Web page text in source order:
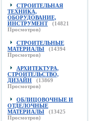
СТРОИТЕЛЬНАЯ
ТЕХНИКА,
ОБОРУДОВАНИЕ,
ИНСТРУМЕНТ
(14821
Просмотров)
СТРОИТЕЛЬНЫЕ
МАТЕРИАЛЫ
(14394
Просмотров)
АРХИТЕКТУРА,
СТРОИТЕЛЬСТВО,
ДИЗАЙН
(13869
Просмотров)
ОБЛИЦОВОЧНЫЕ И
ОТДЕЛОЧНЫЕ
МАТЕРИАЛЫ
(13425
Просмотров)